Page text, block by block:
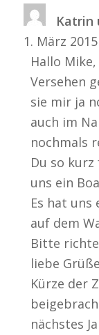
Katrin
1. März 2015
Hallo
Versehen
sie mir ja
auch im
nochmals
Du so
uns ein
Es hat uns
auf dem
Bitte
liebe
Kürze der
nächstes